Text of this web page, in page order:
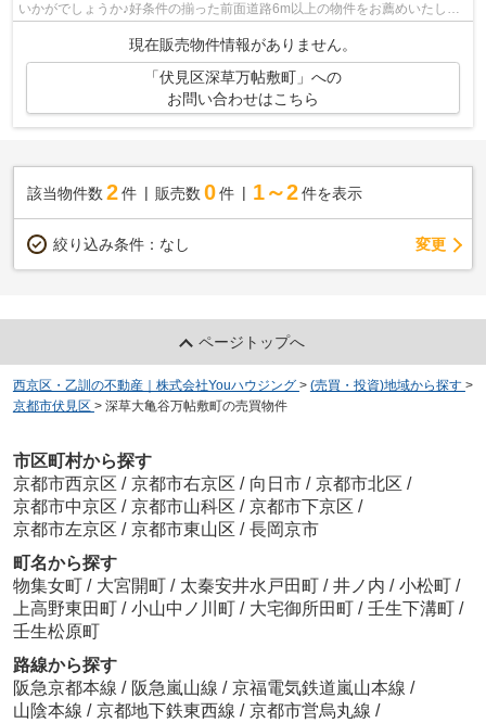
いかがでしょうか♪好条件の揃った前面道路6m以上の物件をお薦めいたしま
現在販売物件情報がありません。
「伏見区深草万帖敷町」への
お問い合わせはこちら
該当物件数 2件 販売数 0 件 1～2 件を表示
絞り込み条件： なし 変更
ページトップへ
西京区・乙訓の不動産｜株式会社Youハウジング > (売買・投資)地域から探す >
京都市伏見区 > 深草大亀谷万帖敷町の売買物件
市区町村から探す
京都市西京区 / 京都市右京区 / 向日市 / 京都市北区 /
京都市中京区 / 京都市山科区 / 京都市下京区 /
京都市左京区 / 京都市東山区 / 長岡京市
町名から探す
物集女町 / 大宮開町 / 太秦安井水戸田町 / 井ノ内 / 小松町 /
上高野東田町 / 小山中ノ川町 / 大宅御所田町 / 壬生下溝町 /
壬生松原町
路線から探す
阪急京都本線 / 阪急嵐山線 / 京福電気鉄道嵐山本線 /
山陰本線 / 京都地下鉄東西線 / 京都市営烏丸線 /